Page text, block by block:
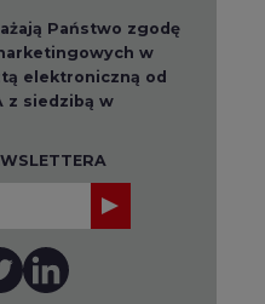
Państwo zgodę
w
elektroniczną od
z siedzibą w